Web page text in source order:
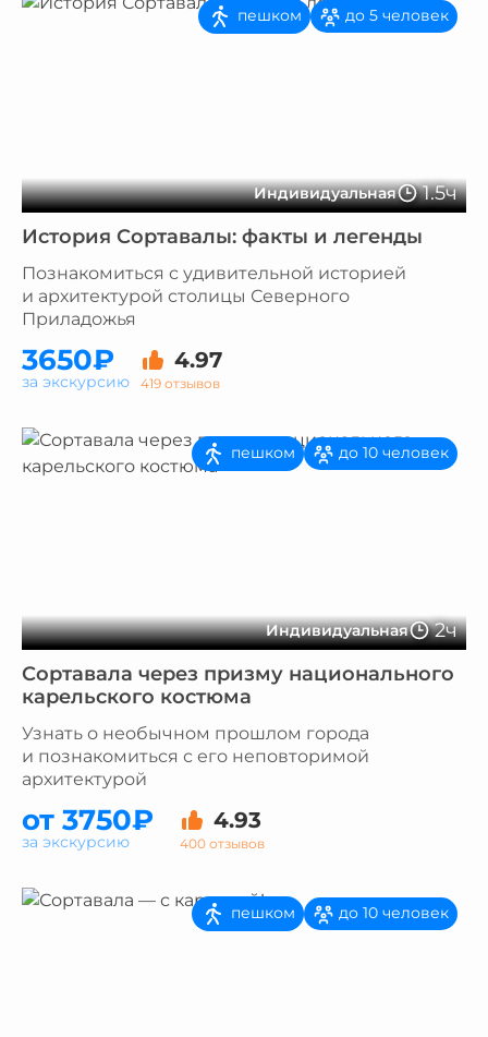
Индивидуальная 1.5ч
пешком до 5 человек
История Сортавалы: факты и легенды
Познакомиться с удивительной историей
и архитектурой столицы Северного
Приладожья
3650₽ 4.97
419 отзывов
за экскурсию
Индивидуальная 2ч
пешком до 10 человек
Сортавала через призму национального
карельского костюма
Узнать о необычном прошлом города
и познакомиться с его неповторимой
архитектурой
от 3750₽ 4.93
400 отзывов
за экскурсию
пешком до 10 человек